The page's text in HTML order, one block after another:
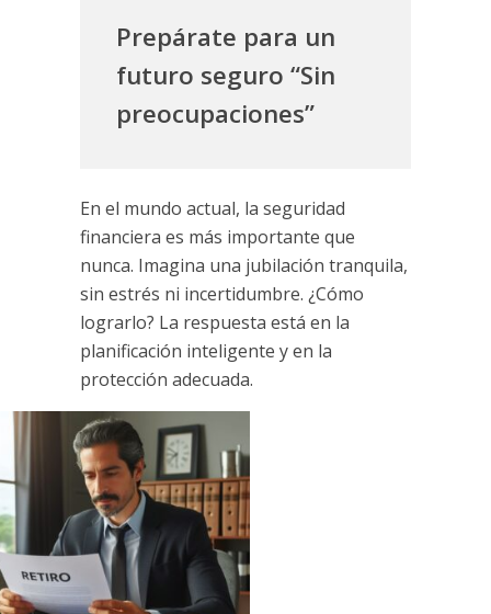
Prepárate para un
futuro seguro “Sin
preocupaciones”
En el mundo actual, la seguridad
financiera es más importante que
nunca. Imagina una jubilación tranquila,
sin estrés ni incertidumbre. ¿Cómo
lograrlo? La respuesta está en la
planificación inteligente y en la
protección adecuada.